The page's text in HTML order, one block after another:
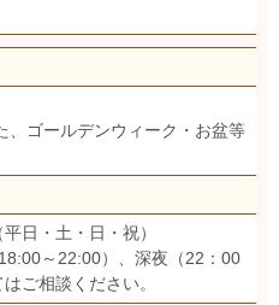
、ゴールデンウィーク・お盆等
日・土・日・祝）
～22:00）、深夜（22：00
ご相談ください。